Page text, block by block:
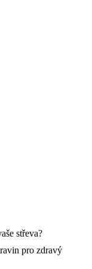
pro zdravý